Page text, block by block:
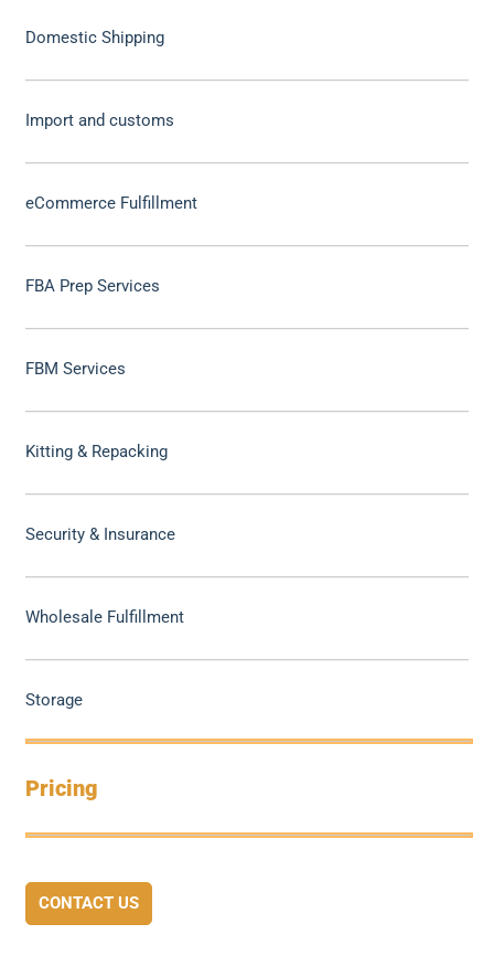
Domestic Shipping
Import and customs
eCommerce Fulfillment
FBA Prep Services
FBM Services
Kitting & Repacking
Security & Insurance
Wholesale Fulfillment
Storage
Pricing
CONTACT US